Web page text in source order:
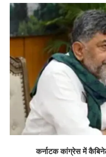
कर्नाटक कांग्रेस में